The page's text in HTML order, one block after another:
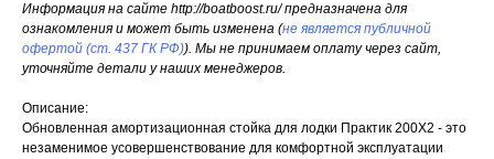
Информация на сайте http://boatboost.ru/ предназначена для
ознакомления и может быть изменена (не является публичной
офертой (ст. 437 ГК РФ)). Мы не принимаем оплату через сайт,
уточняйте детали у наших менеджеров.
Описание:
Обновленная амортизационная стойка для лодки Практик 200X2 - это
незаменимое усовершенствование для комфортной эксплуатации